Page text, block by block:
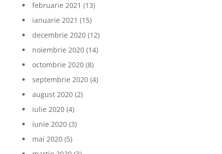
februarie 2021 (13)
ianuarie 2021 (15)
decembrie 2020(12)
noiembrie 2020(14)
octombrie 2020(8)
septembrie 2020(4)
august 2020(2)
iulie 2020(4)
iunie 2020(3)
mai 2020(5)